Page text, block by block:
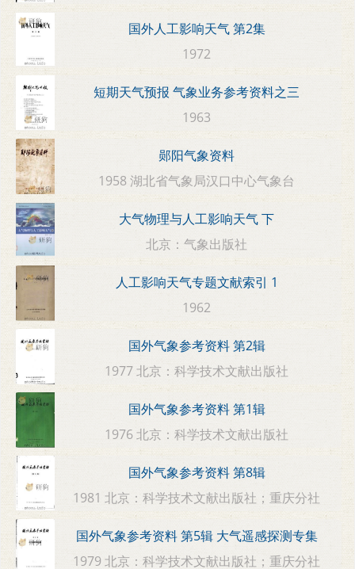
国外人工影响天气 第2集
1972
短期天气预报 气象业务参考资料之三
1963
郧阳气象资料
1958 湖北省气象局汉口中心气象台
大气物理与人工影响天气 下
北京：气象出版社
人工影响天气专题文献索引 1
1962
国外气象参考资料 第2辑
1977 北京：科学技术文献出版社
国外气象参考资料 第1辑
1976 北京：科学技术文献出版社
国外气象参考资料 第8辑
1981 北京：科学技术文献出版社；重庆分社
国外气象参考资料 第5辑 大气遥感探测专集
1979 北京：科学技术文献出版社；重庆分社